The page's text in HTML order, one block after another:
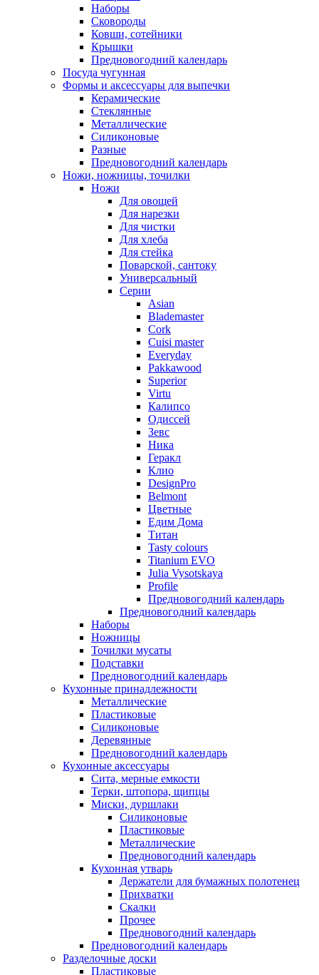
Наборы
Сковороды
Ковши, сотейники
Крышки
Предновогодний календарь
Посуда чугунная
Формы и аксессуары для выпечки
Керамические
Стеклянные
Металлические
Силиконовые
Разные
Предновогодний календарь
Ножи, ножницы, точилки
Ножи
Для овощей
Для нарезки
Для чистки
Для хлеба
Для стейка
Поварской, сантоку
Универсальный
Серии
Asian
Blademaster
Cork
Cuisi master
Everyday
Pakkawood
Superior
Virtu
Калипсо
Одиссей
Зевс
Ника
Геракл
Клио
DesignPro
Belmont
Цветные
Едим Дома
Титан
Tasty colours
Titanium EVO
Julia Vysotskaya
Profile
Предновогодний календарь
Предновогодний календарь
Наборы
Ножницы
Точилки мусаты
Подставки
Предновогодний календарь
Кухонные принадлежности
Металлические
Пластиковые
Силиконовые
Деревянные
Предновогодний календарь
Кухонные аксессуары
Сита, мерные емкости
Терки, штопора, щипцы
Миски, дуршлаки
Силиконовые
Пластиковые
Металлические
Предновогодний календарь
Кухонная утварь
Держатели для бумажных полотенец
Прихватки
Скалки
Прочее
Предновогодний календарь
Предновогодний календарь
Разделочные доски
Пластиковые